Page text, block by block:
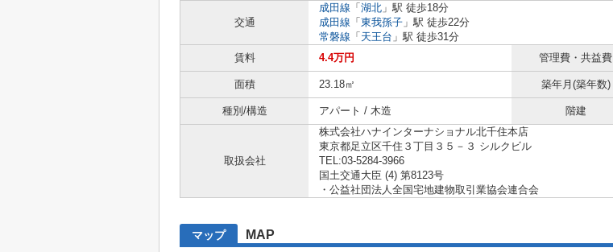
交通
成田線 「 湖北 」駅 徒歩18分
成田線 「 東我孫子 」駅 徒歩22分
常磐線 「 天王台 」駅 徒歩31分
賃料
4.4万円 管理費・共益費
面積 23.18㎡ 築年月(築年数)
種別/構造 アパート / 木造 階建
取扱会社
株式会社ハナインターナショナル北千住本店
東京都足立区千住３丁目３５－３ シルクビル
TEL:03-5284-3966
国土交通大臣 (4) 第8123号
・公益社団法人全国宅地建物取引業協会連合会
マップ MAP